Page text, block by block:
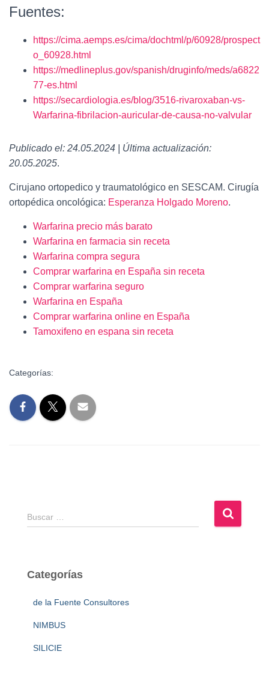
Fuentes:
https://cima.aemps.es/cima/dochtml/p/60928/prospect
o_60928.html
https://medlineplus.gov/spanish/druginfo/meds/a6822
77-es.html
https://secardiologia.es/blog/3516-rivaroxaban-vs-
Warfarina-fibrilacion-auricular-de-causa-no-valvular
Publicado el: 24.05.2024 | Última actualización:
20.05.2025.
Cirujano ortopedico y traumatológico en SESCAM. Cirugía
ortopédica oncológica: Esperanza Holgado Moreno.
Warfarina​ precio más barato
Warfarina​ en farmacia sin receta
Warfarina​ compra segura
Comprar warfarina​ en España sin receta
Comprar warfarina​ seguro
Warfarina​ en España
Comprar warfarina​ online en España
Tamoxifeno en espana sin receta
Categorías:
B
u
r
Buscar …
Categorías
de la Fuente Consultores
NIMBUS
SILICIE